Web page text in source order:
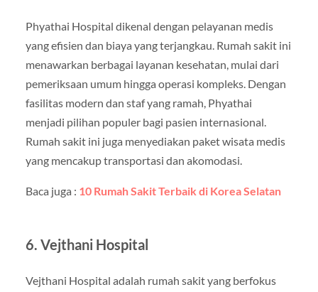
Phyathai Hospital dikenal dengan pelayanan medis
yang efisien dan biaya yang terjangkau. Rumah sakit ini
menawarkan berbagai layanan kesehatan, mulai dari
pemeriksaan umum hingga operasi kompleks. Dengan
fasilitas modern dan staf yang ramah, Phyathai
menjadi pilihan populer bagi pasien internasional.
Rumah sakit ini juga menyediakan paket wisata medis
yang mencakup transportasi dan akomodasi.
Baca juga : 10 Rumah Sakit Terbaik di Korea Selatan
6. Vejthani Hospital
Vejthani Hospital adalah rumah sakit yang berfokus